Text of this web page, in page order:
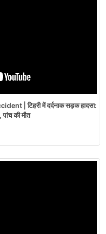
| टिहरी में दर्दनाक सड़क हादसा:
पांच की मौत